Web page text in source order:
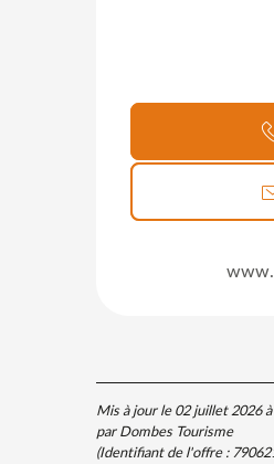
Mis à jour le 02 juillet 2026
par Dombes Tourisme
(Identifiant de l'offre :